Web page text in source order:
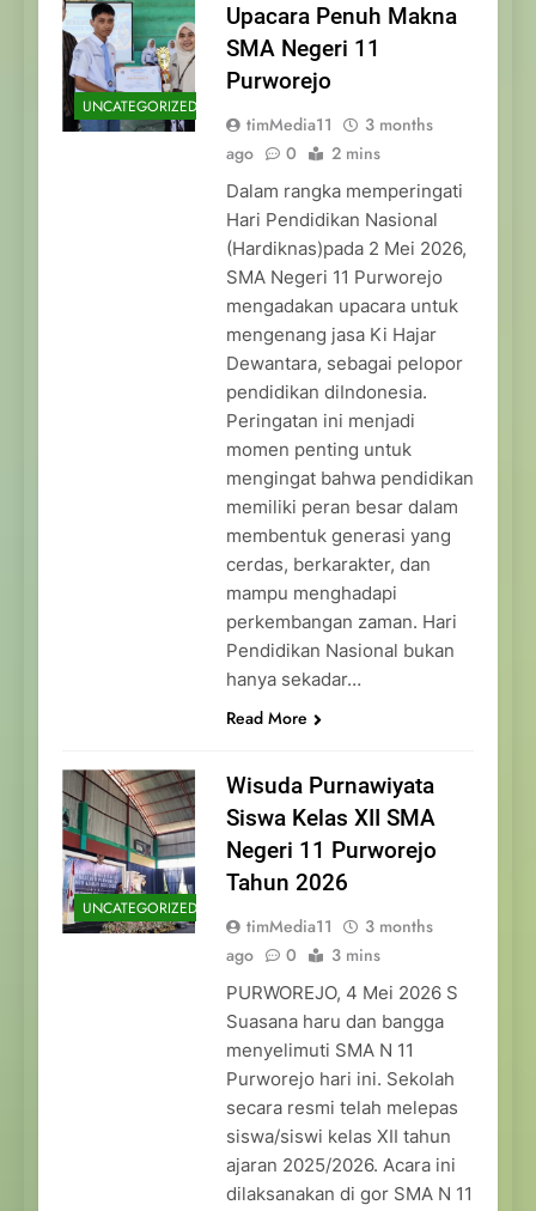
UNCATEGORIZED
Upacara Penuh Makna
SMA Negeri 11
Purworejo
timMedia11
3 months
ago
0 2 mins
Dalam rangka memperingati
Hari Pendidikan Nasional
(Hardiknas)pada 2 Mei 2026,
SMA Negeri 11 Purworejo
mengadakan upacara untuk
mengenang jasa Ki Hajar
Dewantara, sebagai pelopor
pendidikan diIndonesia.
Peringatan ini menjadi
momen penting untuk
mengingat bahwa pendidikan
memiliki peran besar dalam
membentuk generasi yang
cerdas, berkarakter, dan
mampu menghadapi
perkembangan zaman. Hari
Pendidikan Nasional bukan
hanya sekadar…
Read More
UNCATEGORIZED
Wisuda Purnawiyata
Siswa Kelas XII SMA
Negeri 11 Purworejo
Tahun 2026
timMedia11
3 months
ago
0 3 mins
PURWOREJO, 4 Mei 2026 S
Suasana haru dan bangga
menyelimuti SMA N 11
Purworejo hari ini. Sekolah
secara resmi telah melepas
siswa/siswi kelas XII tahun
ajaran 2025/2026. Acara ini
dilaksanakan di gor SMA N 11